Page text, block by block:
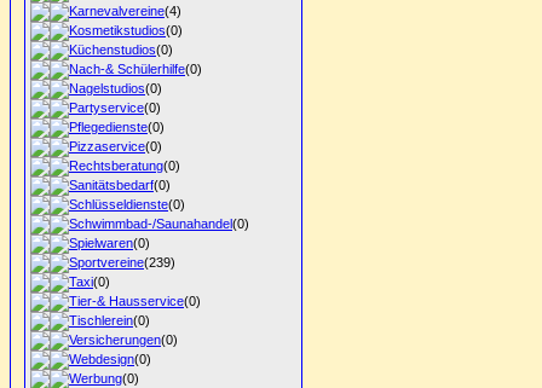
Karnevalvereine(4)
Kosmetikstudios(0)
Küchenstudios(0)
Nach-& Schülerhilfe(0)
Nagelstudios(0)
Partyservice(0)
Pflegedienste(0)
Pizzaservice(0)
Rechtsberatung(0)
Sanitätsbedarf(0)
Schlüsseldienste(0)
Schwimmbad-/Saunahandel(0)
Spielwaren(0)
Sportvereine(239)
Taxi(0)
Tier-& Hausservice(0)
Tischlerein(0)
Versicherungen(0)
Webdesign(0)
Werbung(0)